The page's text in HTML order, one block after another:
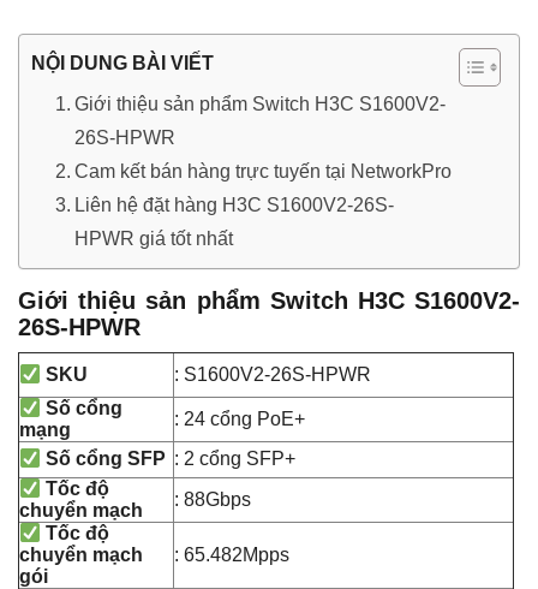
NỘI DUNG BÀI VIẾT
Giới thiệu sản phẩm Switch H3C S1600V2-
26S-HPWR
Cam kết bán hàng trực tuyến tại NetworkPro
Liên hệ đặt hàng H3C S1600V2-26S-
HPWR giá tốt nhất
Giới thiệu sản phẩm Switch H3C S1600V2-
26S-HPWR
SKU
: S1600V2-26S-HPWR
Số cổng
mạng
: 24 cổng PoE+
Số cổng SFP : 2 cổng SFP+
Tốc độ
chuyển mạch
: 88Gbps
Tốc độ
chuyển mạch
gói
: 65.482Mpps